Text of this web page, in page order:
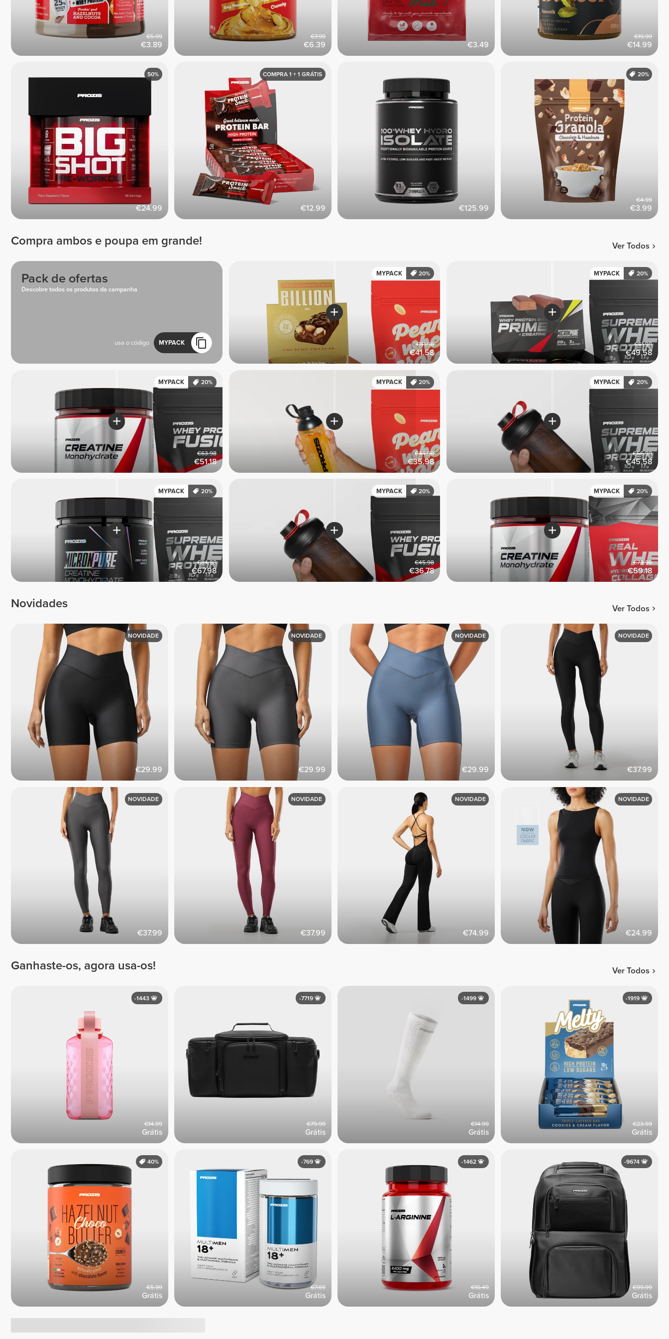
€3.89
€5.99
€6.39
€7.99
€3.49 €14.99
€19.99
€24.99
50%
€12.99
COMPRA 1 + 1 GRÁTIS
€125.99 €3.99
€4.99
20%
Compra ambos e poupa em grande! Ver Todos
Pack de ofertas
Descobre todos os produtos da campanha
usa o código MYPACK
MYPACK 20%
€41.58
€51.98
MYPACK 20%
€49.58
€61.98
MYPACK 20%
€51.18
€63.98
MYPACK 20%
€35.98
€44.98
MYPACK 20%
€45.58
€56.98
MYPACK 20%
€67.98
€84.98
MYPACK 20%
€36.78
€45.98
MYPACK 20%
€59.18
€73.98
Novidades Ver Todos
€29.99
NOVIDADE
€29.99
NOVIDADE
€29.99
NOVIDADE
€37.99
NOVIDADE
€37.99
NOVIDADE
€37.99
NOVIDADE
€74.99
NOVIDADE
€24.99
NOVIDADE
Ganhaste-os, agora usa-os! Ver Todos
Grátis
€14.99
-1443
Grátis
€79.99
-7719
Grátis
€14.99
-1499
Grátis
€23.99
-1919
Grátis
€5.99
40%
Grátis
€7.69
-769
Grátis
€10.49
-1462
Grátis
€99.99
-9674